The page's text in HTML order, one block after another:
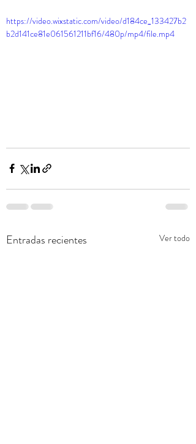
https://video.wixstatic.com/video/d184ce_133427b2
b2d141ce81e061561211bf16/480p/mp4/file.mp4
Entradas recientes Ver todo